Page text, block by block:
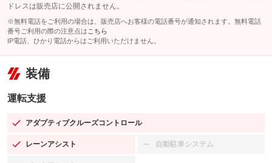
ドレスは販売店に公開されません。
※無料電話をご利用の場合は、販売店へお客様の電話番号が通知されます。無料電話
番号ご利用の際の注意点は こちら
IP電話、ひかり電話からはご利用いただけません。
装備
運転支援
アダプティブクルーズコントロール
：装備あり
レーンアシスト
：装備あり 自動駐車システム
：装備なし